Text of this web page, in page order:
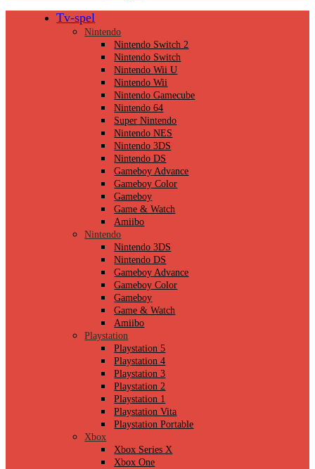
Tv-spel
Nintendo
Nintendo Switch 2
Nintendo Switch
Nintendo Wii U
Nintendo Wii
Nintendo Gamecube
Nintendo 64
Super Nintendo
Nintendo NES
Nintendo 3DS
Nintendo DS
Gameboy Advance
Gameboy Color
Gameboy
Game & Watch
Amiibo
Nintendo
Nintendo 3DS
Nintendo DS
Gameboy Advance
Gameboy Color
Gameboy
Game & Watch
Amiibo
Playstation
Playstation 5
Playstation 4
Playstation 3
Playstation 2
Playstation 1
Playstation Vita
Playstation Portable
Xbox
Xbox Series X
Xbox One